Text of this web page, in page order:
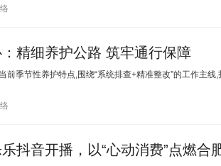
精细养护公路 筑牢通行保障
前季节性养护特点,围绕“系统排查+精准整改”的工作主
抖音开播，以“心动消费”点燃合